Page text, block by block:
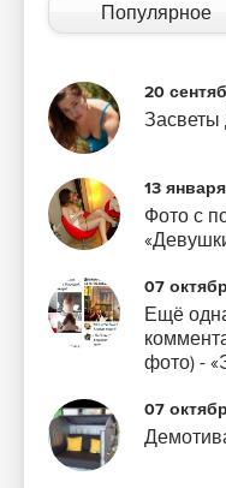
Популярное
20
Засветы
13
Фото с
07
Ещё
фото) -
07